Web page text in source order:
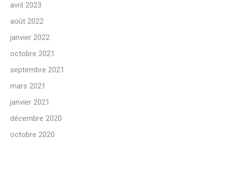
avril 2023
août 2022
janvier 2022
octobre 2021
septembre 2021
mars 2021
janvier 2021
décembre 2020
octobre 2020